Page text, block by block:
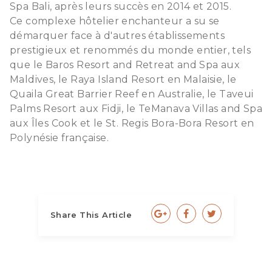
Spa Bali, après leurs succès en 2014 et 2015.
Ce complexe hôtelier enchanteur a su se
démarquer face à d'autres établissements
prestigieux et renommés du monde entier, tels
que le Baros Resort and Retreat and Spa aux
Maldives, le Raya Island Resort en Malaisie, le
Quaila Great Barrier Reef en Australie, le Taveui
Palms Resort aux Fidji, le TeManava Villas and Spa
aux Îles Cook et le St. Regis Bora-Bora Resort en
Polynésie française.
Share This Article